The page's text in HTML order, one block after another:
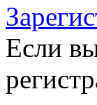
Если